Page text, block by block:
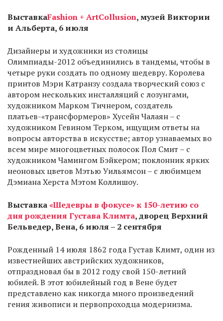
ВыставкаFashion + ArtCollusion, музей Виктории
и Альберта, 6 июля
Дизайнеры и художники из столицы
Олимпиады-2012 объединились в тандемы, чтобы в
четыре руки создать по одному шедевру. Королева
принтов Мэри Катранзу создала творческий союз с
автором нескольких инсталляций с лозунгами,
художником Марком Тичнером, создатель
платьев-«трансформеров» Хусейн Чалаян – с
художником Гевином Терком, ищущим ответы на
вопросы авторства в искусстве; автор узнаваемых во
всем мире многоцветных полосок Пол Смит – с
художником Чамингом Бэйкером; поклонник ярких
неоновых цветов Мэтью Уильямсон – с любимцем
Дэмиана Херста Мэтом Коллишоу.
Выставка«Шедевры в фокусе» к 150-летию со
дня рождения Густава Климта, дворец Верхний
Бельведер, Вена, 6 июля – 2 сентября
Рожденный 14 июля 1862 года Густав Климт, один из
известнейших австрийских художников,
отпраздновал бы в 2012 году свой 150-летний
юбилей. В этот юбилейный год в Вене будет
представлено как никогда много произведений
гения живописи и первопроходца модернизма.